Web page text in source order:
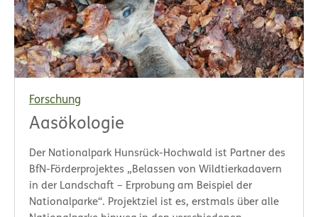
Forschung
Aasökologie
Der Nationalpark Hunsrück-Hochwald ist Partner des
BfN-Förderprojektes „Belassen von Wildtierkadavern
in der Landschaft – Erprobung am Beispiel der
Nationalparke“. Projektziel ist es, erstmals über alle